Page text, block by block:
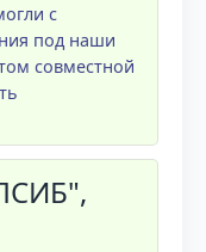
с
под наши
совместной